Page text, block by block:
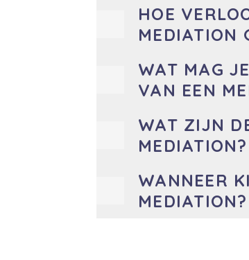
HOE
MEDIATION
WAT MAG
VAN EEN
WAT ZIJN
MEDIATION?
WANNEER
MEDIATION?